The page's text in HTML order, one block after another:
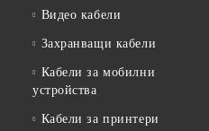
Видео кабели
Захранващи кабели
Кабели за мобилни
устройства
Кабели за принтери